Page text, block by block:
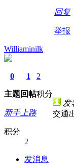
回复
举报
Williaminilk
0
主题
1
回帖
2
积分
新手上路
积分
2
发消息
发
交通